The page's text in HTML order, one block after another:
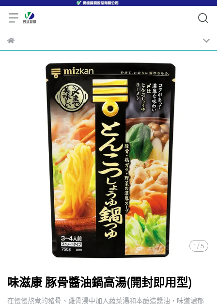
1 /5
味滋康 豚骨醬油鍋高湯(開封即用型)
在慢慢熬煮的豬骨、雞骨湯中加入蔬菜湯和本釀造醬油，味道濃郁